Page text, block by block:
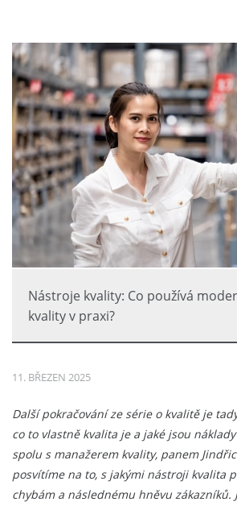
Nástroje kvality: Co používá
kvality v praxi?
11. BŘEZEN 2025
Další pokračování ze série o kvalitě je
co to vlastně kvalita je a jaké jsou
spolu s manažerem kvality, panem
posvítíme na to, s jakými nástroji kvalita
chybám a následnému hněvu zákazníků.